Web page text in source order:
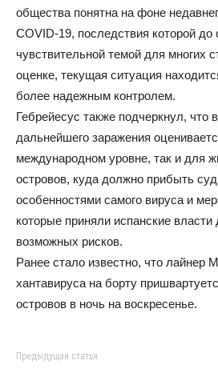
общества понятна на фоне
COVID-19, последствия которой до
чувствительной темой для многих
оценке, текущая ситуация
более надежным контролем.
Гебрейесус также подчеркнул, что
дальнейшего заражения
международном уровне, так и для
островов, куда должно прибыть
особенностями самого вируса и
которые приняли испанские
возможных рисков.
Ранее стало известно, что лайнер
хантавируса на борту
островов в ночь на воскресенье.
Предыдущая статья